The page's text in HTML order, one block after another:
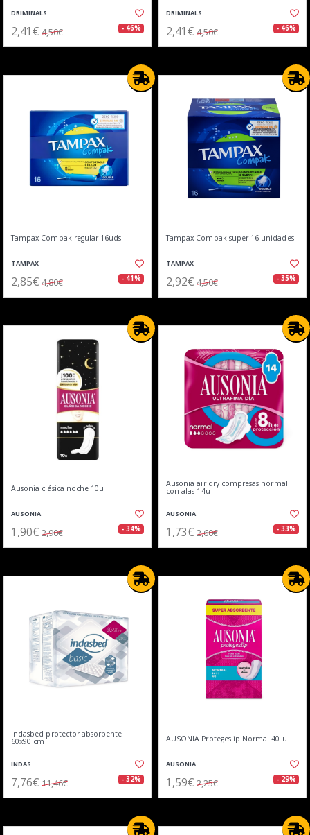
DRIMINALS
2,41€ 4,50€ - 46%
DRIMINALS
2,41€ 4,50€ - 46%
Tampax Compak regular 16uds.
TAMPAX
2,85€ 4,80€ - 41%
Tampax Compak super 16 unidades
TAMPAX
2,92€ 4,50€ - 35%
Ausonia clásica noche 10u
AUSONIA
1,90€ 2,90€ - 34%
Ausonia air dry compresas normal
con alas 14u
AUSONIA
1,73€ 2,60€ - 33%
Indasbed protector absorbente
60x90 cm
INDAS
7,76€ 11,46€ - 32%
AUSONIA Protegeslip Normal 40 u
AUSONIA
1,59€ 2,25€ - 29%